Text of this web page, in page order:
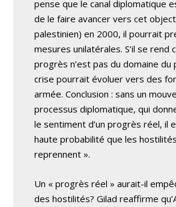
pense que le canal diplomatique
de le faire avancer vers cet
palestinien) en 2000, il pourrait
mesures unilatérales. S’il se rend
progrès n’est pas du domaine du
crise pourrait évoluer vers des
armée. Conclusion : sans un
processus diplomatique, qui
le sentiment d’un progrès réel, il
haute probabilité que les hostilités
reprennent ».
Un « progrès réel » aurait-il
des hostilités? Gilad reaffirme